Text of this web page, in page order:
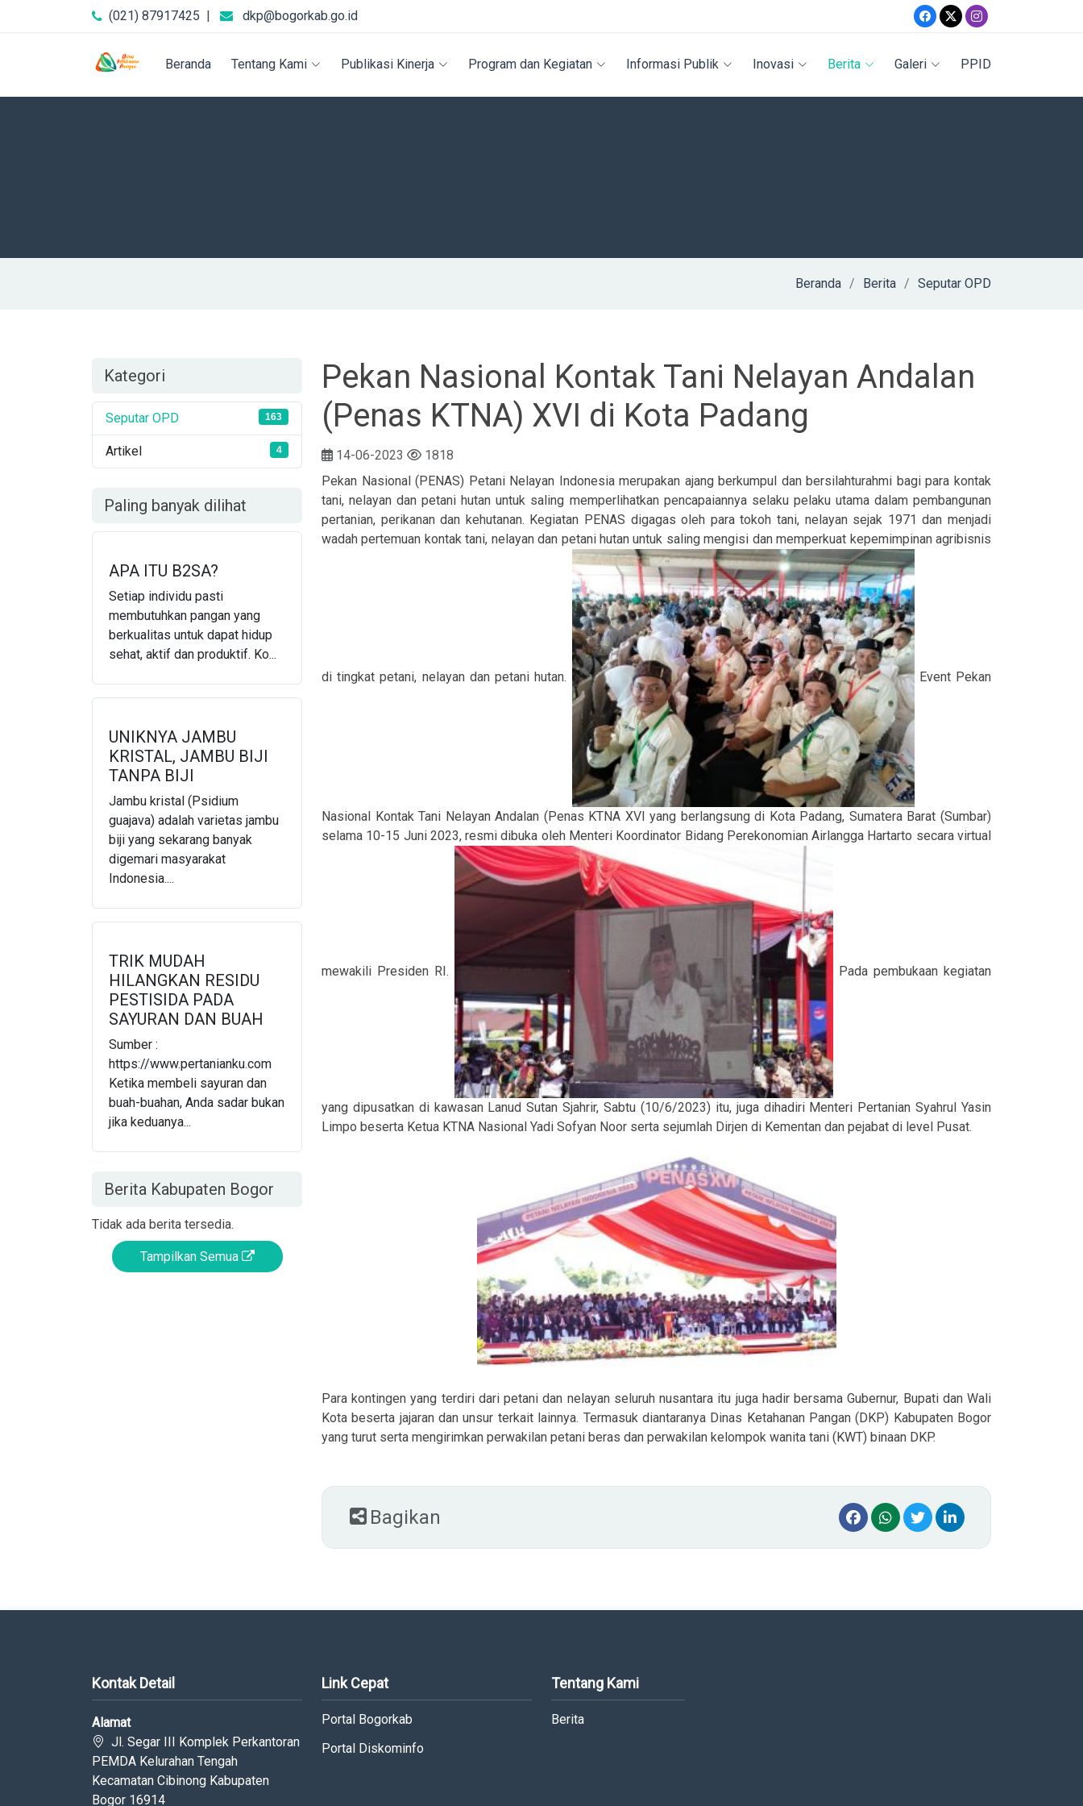
(021) 87917425 | dkp@bogorkab.go.id
Beranda Tentang Kami Publikasi Kinerja Program dan Kegiatan Informasi Publik Inovasi Berita Galeri PPID
Beranda Berita Seputar OPD
Kategori
Seputar OPD 163
Artikel 4
Paling banyak dilihat
APA ITU B2SA?
Setiap individu pasti
membutuhkan pangan yang
berkualitas untuk dapat hidup
sehat, aktif dan produktif. Ko...
UNIKNYA JAMBU
KRISTAL, JAMBU BIJI
TANPA BIJI
Jambu kristal (Psidium
guajava) adalah varietas jambu
biji yang sekarang banyak
digemari masyarakat
Indonesia....
TRIK MUDAH
HILANGKAN RESIDU
PESTISIDA PADA
SAYURAN DAN BUAH
Sumber :
https://www.pertanianku.com
Ketika membeli sayuran dan
buah-buahan, Anda sadar bukan
jika keduanya...
Berita Kabupaten Bogor
Tidak ada berita tersedia.
Tampilkan Semua
Pekan Nasional Kontak Tani Nelayan Andalan
(Penas KTNA) XVI di Kota Padang
14-06-2023
1818
Pekan Nasional (PENAS) Petani Nelayan Indonesia merupakan ajang berkumpul dan bersilahturahmi bagi para kontak
tani, nelayan dan petani hutan untuk saling memperlihatkan pencapaiannya selaku pelaku utama dalam pembangunan
pertanian, perikanan dan kehutanan. Kegiatan PENAS digagas oleh para tokoh tani, nelayan sejak 1971 dan menjadi
wadah pertemuan kontak tani, nelayan dan petani hutan untuk saling mengisi dan memperkuat kepemimpinan agribisnis
di tingkat petani, nelayan dan petani hutan. Event Pekan
Nasional Kontak Tani Nelayan Andalan (Penas KTNA XVI yang berlangsung di Kota Padang, Sumatera Barat (Sumbar)
selama 10-15 Juni 2023, resmi dibuka oleh Menteri Koordinator Bidang Perekonomian Airlangga Hartarto secara virtual
mewakili Presiden RI. Pada pembukaan kegiatan
yang dipusatkan di kawasan Lanud Sutan Sjahrir, Sabtu (10/6/2023) itu, juga dihadiri Menteri Pertanian Syahrul Yasin
Limpo beserta Ketua KTNA Nasional Yadi Sofyan Noor serta sejumlah Dirjen di Kementan dan pejabat di level Pusat.
Para kontingen yang terdiri dari petani dan nelayan seluruh nusantara itu juga hadir bersama Gubernur, Bupati dan Wali
Kota beserta jajaran dan unsur terkait lainnya. Termasuk diantaranya Dinas Ketahanan Pangan (DKP) Kabupaten Bogor
yang turut serta mengirimkan perwakilan petani beras dan perwakilan kelompok wanita tani (KWT) binaan DKP.
Bagikan
Kontak Detail
Alamat
Jl. Segar III Komplek Perkantoran
PEMDA Kelurahan Tengah
Kecamatan Cibinong Kabupaten
Bogor 16914
Link Cepat
Portal Bogorkab
Portal Diskominfo
Tentang Kami
Berita